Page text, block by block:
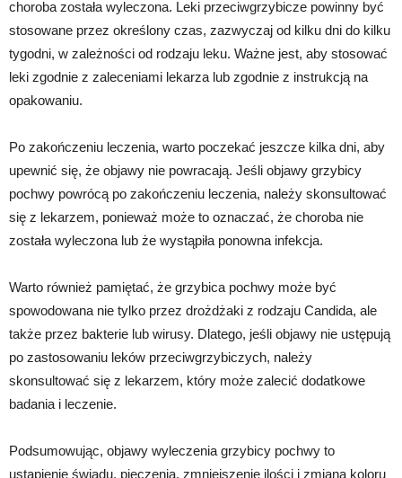
choroba została wyleczona. Leki przeciwgrzybicze powinny być
stosowane przez określony czas, zazwyczaj od kilku dni do kilku
tygodni, w zależności od rodzaju leku. Ważne jest, aby stosować
leki zgodnie z zaleceniami lekarza lub zgodnie z instrukcją na
opakowaniu.
Po zakończeniu leczenia, warto poczekać jeszcze kilka dni, aby
upewnić się, że objawy nie powracają. Jeśli objawy grzybicy
pochwy powrócą po zakończeniu leczenia, należy skonsultować
się z lekarzem, ponieważ może to oznaczać, że choroba nie
została wyleczona lub że wystąpiła ponowna infekcja.
Warto również pamiętać, że grzybica pochwy może być
spowodowana nie tylko przez drożdżaki z rodzaju Candida, ale
także przez bakterie lub wirusy. Dlatego, jeśli objawy nie ustępują
po zastosowaniu leków przeciwgrzybiczych, należy
skonsultować się z lekarzem, który może zalecić dodatkowe
badania i leczenie.
Podsumowując, objawy wyleczenia grzybicy pochwy to
ustąpienie świądu, pieczenia, zmniejszenie ilości i zmiana koloru